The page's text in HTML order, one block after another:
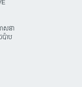
សនា
ប៉ាប